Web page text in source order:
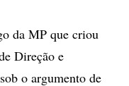
da MP que criou
Direção e
o argumento de